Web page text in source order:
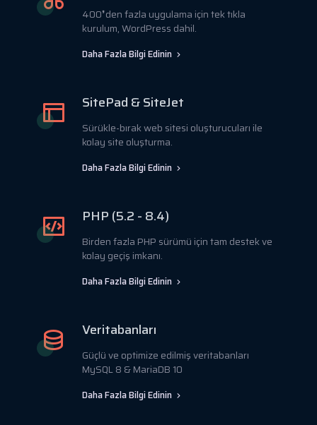
400❜den fazla uygulama için tek tıkla
kurulum, WordPress dahil.
Daha Fazla Bilgi Edinin
SitePad & SiteJet
Sürükle-bırak web sitesi oluşturucuları ile
kolay site oluşturma.
Daha Fazla Bilgi Edinin
PHP (5.2 - 8.4)
Birden fazla PHP sürümü için tam destek ve
kolay geçiş imkanı.
Daha Fazla Bilgi Edinin
Veritabanları
Güçlü ve optimize edilmiş veritabanları
MySQL 8 & MariaDB 10
Daha Fazla Bilgi Edinin